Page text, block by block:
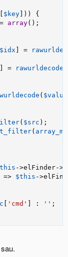
$key ) )
{
= array( ) ;
$idx =
= rawurldecode
( $value
( $src ) ;
(
->elFinder->
=> $this ->
'cmd' : '' ;